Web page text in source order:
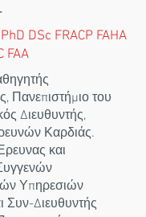
DSc FRACP FAHA
FAA
Πανεπιστήμιο του
Διευθυντής,
Καρδιάς.
και
Υπηρεσιών
Συν-Διευθυντής